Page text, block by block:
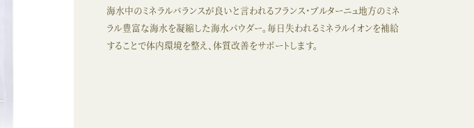
海水中のミネラルバランスが良いと言われるフランス・ブルターニュ地方のミネ
ラル豊富な海水を凝縮した海水パウダー。毎日失われるミネラルイオンを補給
することで体内環境を整え、体質改善をサポートします。